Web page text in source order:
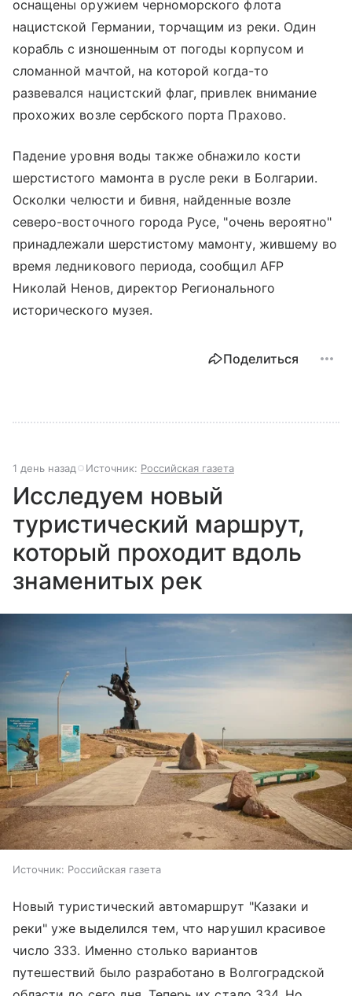
оснащены оружием черноморского флота
нацистской Германии, торчащим из реки. Один
корабль с изношенным от погоды корпусом и
сломанной мачтой, на которой когда-то
развевался нацистский флаг, привлек внимание
прохожих возле сербского порта Прахово.
Падение уровня воды также обнажило кости
шерстистого мамонта в русле реки в Болгарии.
Осколки челюсти и бивня, найденные возле
северо-восточного города Русе, "очень вероятно"
принадлежали шерстистому мамонту, жившему во
время ледникового периода, сообщил AFP
Николай Ненов, директор Регионального
исторического музея.
Поделиться
1 день назад Источник: Российская газета
Исследуем новый
туристический маршрут,
который проходит вдоль
знаменитых рек
Источник: Российская газета
Новый туристический автомаршрут "Казаки и
реки" уже выделился тем, что нарушил красивое
число 333. Именно столько вариантов
путешествий было разработано в Волгоградской